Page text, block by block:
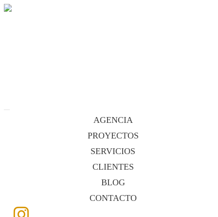
AGENCIA
PROYECTOS
SERVICIOS
CLIENTES
BLOG
CONTACTO